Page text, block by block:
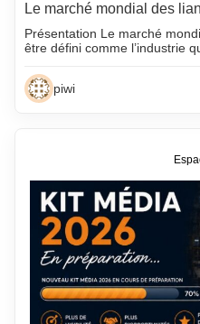
Le marché mondial des
Présentation Le marché
être défini comme l’industrie
piwi